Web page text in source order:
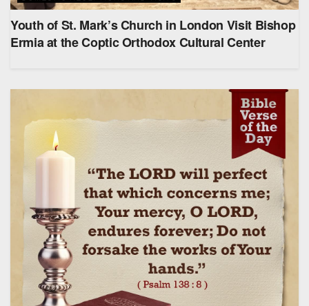
Youth of St. Mark’s Church in London Visit Bishop
Ermia at the Coptic Orthodox Cultural Center